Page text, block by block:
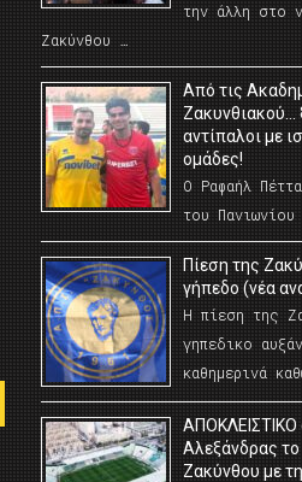
την άλλη στο
Ζακύνθου …
Από τις
Ζακυνθιακού…
αντίπαλοι με
ομάδες!
Ο Ραφαήλ
του
Πίεση της
γήπεδο (νέα
Η πίεση της
γηπεδικο
καθημερινά
Αλεξάνδρας το
Ζακύνθου με